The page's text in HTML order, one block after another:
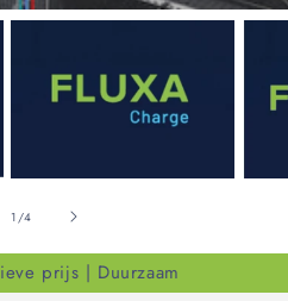
1 /van
4
prijs | Duurzaam